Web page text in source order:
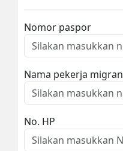
Nomor paspor
Nama pekerja migran
No. HP